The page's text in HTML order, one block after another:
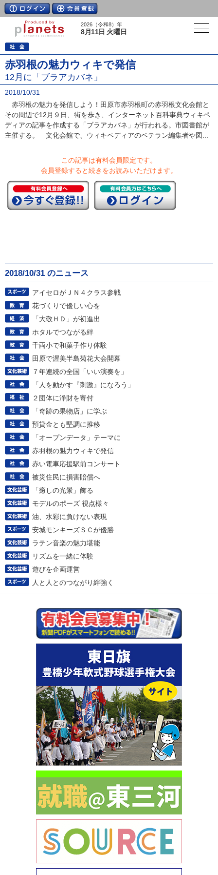
2026（令和8）年
8月11日 火曜日
赤羽根の魅力ウィキで発信
12月に「ブラアカバネ」
2018/10/31
赤羽根の魅力を発信しよう！田原市赤羽根町の赤羽根文化会館と
その周辺で12月９日、街を歩き、インターネット百科事典ウィキペ
ディアの記事を作成する「ブラアカバネ」が行われる。市図書館が
主催する。 文化会館で、ウィキペディアのベテラン編集者や図...
この記事は有料会員限定です。
会員登録すると続きをお読みいただけます。
2018/10/31 のニュース
アイセロがＪＮ４クラス参戦
花づくりで優しい心を
「大敬ＨＤ」が初進出
ホタルでつながる絆
千両小で和菓子作り体験
田原で渥美半島菊花大会開幕
７年連続の全国「いい演奏を」
「人を動かす『刺激』になろう」
２団体に浄財を寄付
「奇跡の果物店」に学ぶ
預貸金とも堅調に推移
「オープンデータ」テーマに
赤羽根の魅力ウィキで発信
赤い電車応援駅前コンサート
被災住民に損害賠償へ
「癒しの光景」飾る
モデルのポーズ 視点様々
油、水彩に負けない表現
安城モンキーズＳＣが優勝
ラテン音楽の魅力堪能
リズムを一緒に体験
遊びを企画運営
人と人とのつながり絆強く